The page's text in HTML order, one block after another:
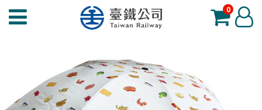
臺
功
0 登
入